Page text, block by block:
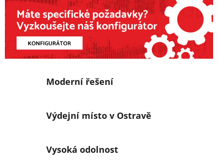
Moderní řešení
Výdejní místo v Ostravě
Vysoká odolnost